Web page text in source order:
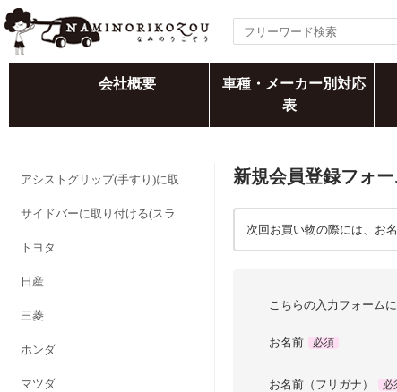
会社概要
車種・メーカー別対応
表
アシストグリップ(手すり)に取り付ける
サイドバーに取り付ける(スライドバーを追加する)
トヨタ
日産
三菱
ホンダ
マツダ
新規会員登録フォ
次回お買い物の際には、お
こちらの入力フォーム
お名前 必須
お名前（フリガナ） 必